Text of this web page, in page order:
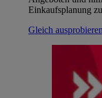
Einkaufsplanung
Gleich